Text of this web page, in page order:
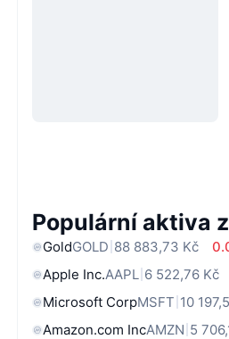
Populární aktiva
GoldGOLD 88 883,73 Kč
Apple Inc.AAPL 6 522,76 Kč
Microsoft CorpMSFT 10
Amazon.com IncAMZN 5